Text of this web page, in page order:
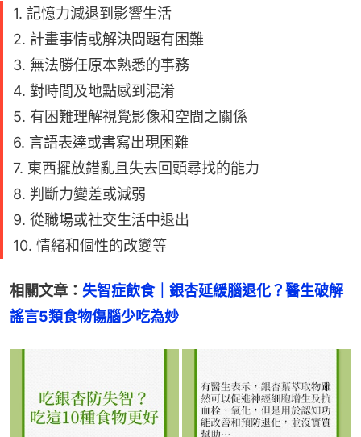
1. 記憶力減退到影響生活
2. 計畫事情或解決問題有困難
3. 無法勝任原本熟悉的事務
4. 對時間及地點感到混淆
5. 有困難理解視覺影像和空間之關係
6. 言語表達或書寫出現困難
7. 東西擺放錯亂且失去回頭尋找的能力
8. 判斷力變差或減弱
9. 從職場或社交生活中退出
10. 情緒和個性的改變等
相關文章： 失智症飲食｜銀杏延緩腦退化？醫生破解
謠言5類食物傷腦少吃為妙